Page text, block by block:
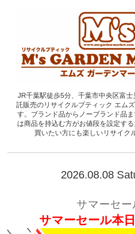
JR千葉駅徒歩5分、千葉市中央区富
託販売のリサイクルブティック エム
す。ブランド品からノーブランド品
は商品を持込む方がお値段を設定す
買いたい方にも楽しいリサイク
2026.08.08
サマーセー
サマーセール本